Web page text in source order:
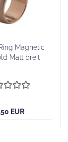
Magnetic
Matt breit
EUR